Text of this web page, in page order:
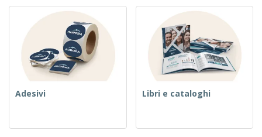
Adesivi Libri e cataloghi